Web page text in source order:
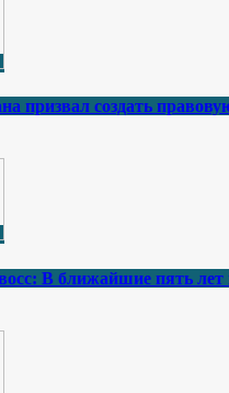
призвал создать
В ближайшие пять лет